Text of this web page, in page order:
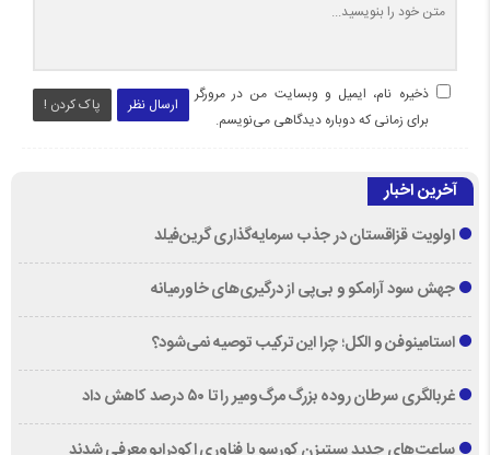
ارسال نظر پاک کردن !
ذخیره نام، ایمیل و وبسایت من در مرورگر
برای زمانی که دوباره دیدگاهی می‌نویسم.
آخرین اخبار
اولویت قزاقستان در جذب سرمایه‌گذاری گرین‌فیلد
جهش سود آرامکو و بی‌پی از درگیری‌های خاورمیانه
استامینوفن و الکل؛ چرا این ترکیب توصیه نمی‌شود؟
غربالگری سرطان روده بزرگ مرگ‌ومیر را تا ۵۰ درصد کاهش داد